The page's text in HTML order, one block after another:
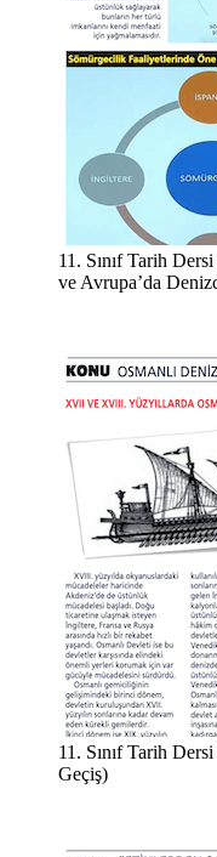
11. Sınıf Tarih
ve Avrupa’da
11. Sınıf Tarih
Geçiş)